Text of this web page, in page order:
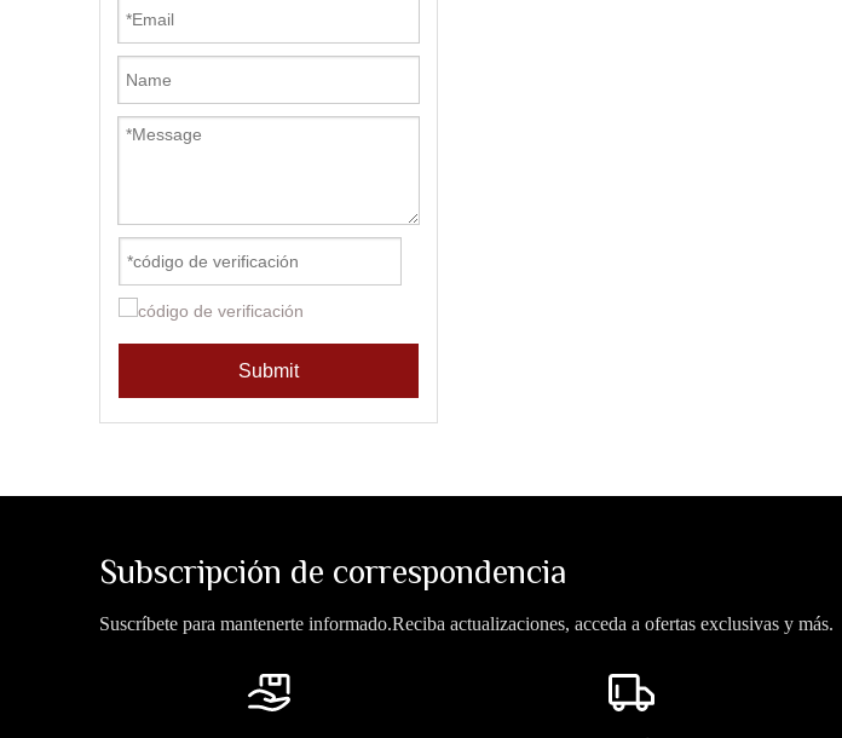
Submit
Subscripción de correspondencia
Suscríbete para mantenerte informado.Reciba actualizaciones, acceda a ofertas exclusivas y más.